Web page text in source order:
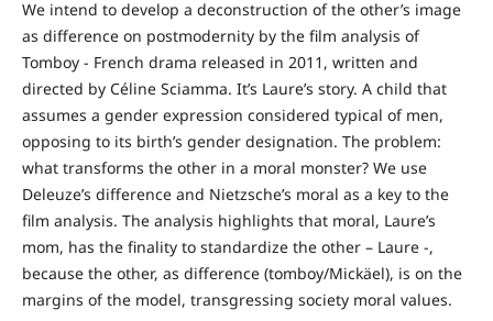
We intend to develop a deconstruction of the other’s image
as difference on postmodernity by the film analysis of
Tomboy - French drama released in 2011, written and
directed by Céline Sciamma. It’s Laure’s story. A child that
assumes a gender expression considered typical of men,
opposing to its birth’s gender designation. The problem:
what transforms the other in a moral monster? We use
Deleuze’s difference and Nietzsche’s moral as a key to the
film analysis. The analysis highlights that moral, Laure’s
mom, has the finality to standardize the other – Laure -,
because the other, as difference (tomboy/Mickäel), is on the
margins of the model, transgressing society moral values.